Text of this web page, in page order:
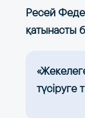
Ресей
қатынасты
түсіруге